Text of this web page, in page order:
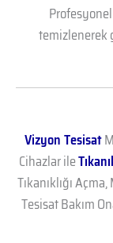
temizlenerek
Vizyon Tesisat
Cihazlar ile
Tıkanıklığı
Tesisat Bakım